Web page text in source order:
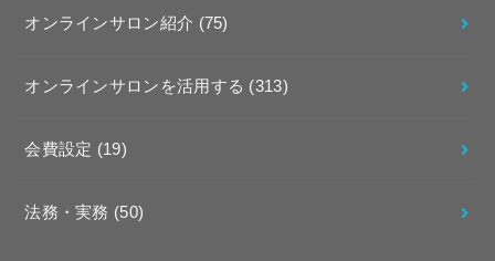
オンラインサロン紹介 (75)
オンラインサロンを活用する (313)
会費設定 (19)
法務・実務 (50)